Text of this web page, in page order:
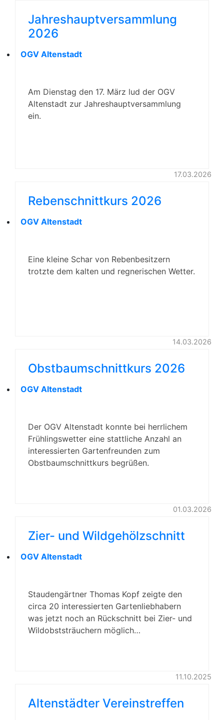
Jahreshauptversammlung
2026
OGV Altenstadt
Am Dienstag den 17. März lud der OGV
Altenstadt zur Jahreshauptversammlung
ein.
17.03.2026
Rebenschnittkurs 2026
OGV Altenstadt
Eine kleine Schar von Rebenbesitzern
trotzte dem kalten und regnerischen Wetter.
14.03.2026
Obstbaumschnittkurs 2026
OGV Altenstadt
Der OGV Altenstadt konnte bei herrlichem
Frühlingswetter eine stattliche Anzahl an
interessierten Gartenfreunden zum
Obstbaumschnittkurs begrüßen.
01.03.2026
Zier- und Wildgehölzschnitt
OGV Altenstadt
Staudengärtner Thomas Kopf zeigte den
circa 20 interessierten Gartenliebhabern
was jetzt noch an Rückschnitt bei Zier- und
Wildobststräuchern möglich…
11.10.2025
Altenstädter Vereinstreffen